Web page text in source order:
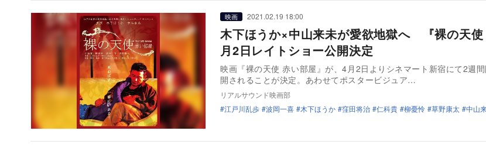
映画 2021.02.19 18:00
木下ほうか×中山来未が愛欲地獄へ 『裸の天
月2日レイトショー公開決定
映画『裸の天使 赤い部屋』が、4月2日よりシネマート新宿にて2週
開されることが決定。あわせてポスタービジュア…
リアルサウンド映画部
江戸川乱歩
波岡一喜 木下ほうか 窪田将治 仁科貴 柳憂怜 草野康太 中山